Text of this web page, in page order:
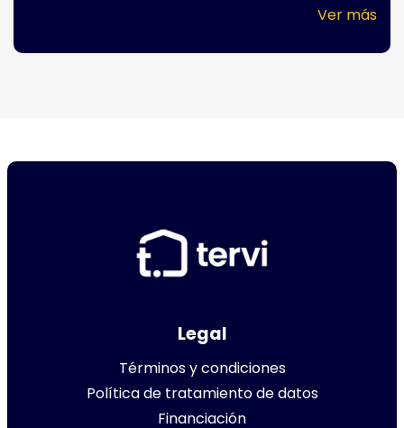
Ver más
Legal
Términos y condiciones
Política de tratamiento de datos
Financiación